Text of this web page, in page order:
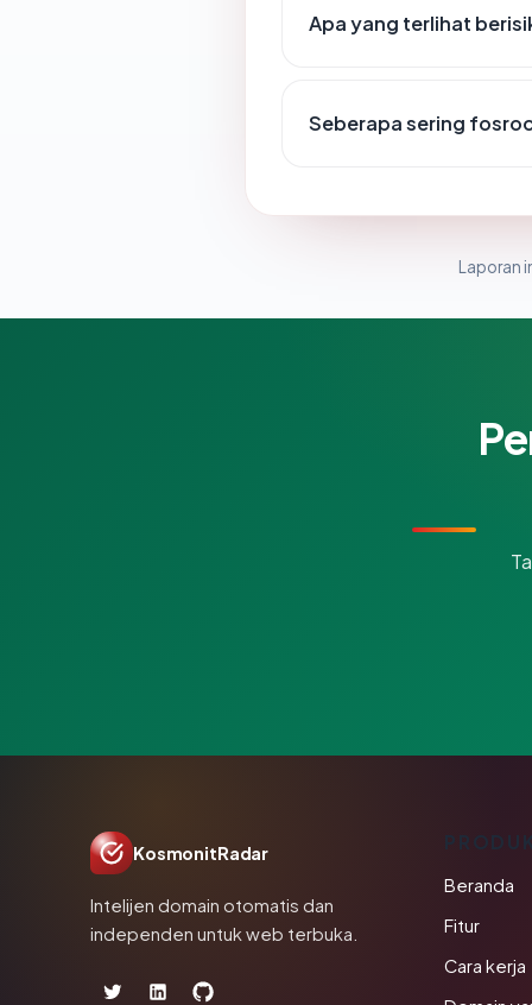
Apa yang terlihat
Seberapa sering
Laporan
KosmonitRadar
Intelijen domain otomatis dan
independen untuk web terbuka.
Beranda
Fitur
Cara kerja